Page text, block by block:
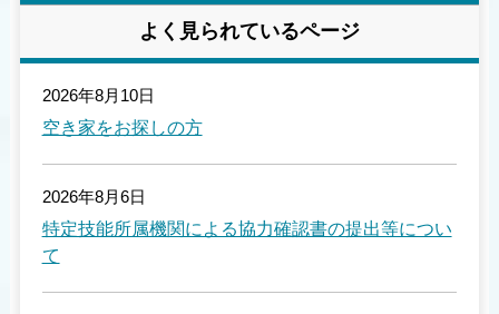
よく見られているページ
2026年8月10日
空き家をお探しの方
2026年8月6日
特定技能所属機関による協力確認書の提出等につい
て